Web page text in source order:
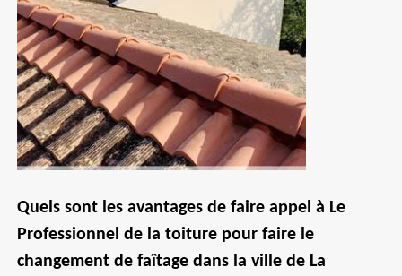
Quels sont les avantages de faire appel à Le
Professionnel de la toiture pour faire le
changement de faîtage dans la ville de La